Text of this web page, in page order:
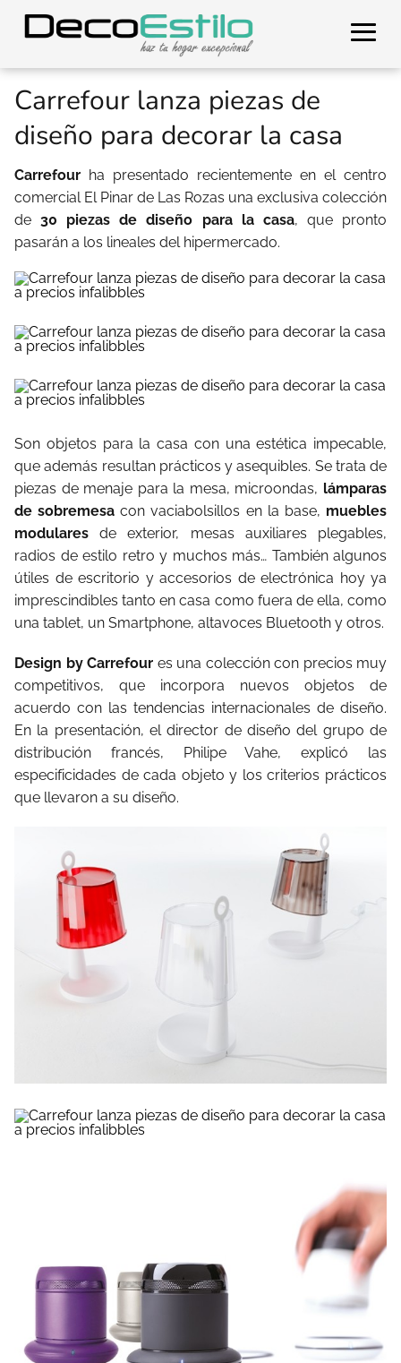
Carrefour lanza piezas de
diseño para decorar la casa
Carrefour ha presentado recientemente en el centro
comercial El Pinar de Las Rozas una exclusiva colección
de30 piezas de diseño para la casa, que pronto
pasarán a los lineales del hipermercado.
Son objetos para la casa con una estética impecable,
que además resultan prácticos y asequibles. Se trata de
piezas de menaje para la mesa, microondas, lámparas
de sobremesa con vaciabolsillos en la base, muebles
modulares de exterior, mesas auxiliares plegables,
radios de estilo retro y muchos más… También algunos
útiles de escritorio y accesorios de electrónica hoy ya
imprescindibles tanto en casa como fuera de ella, como
una tablet, un Smartphone, altavoces Bluetooth y otros.
Design by Carrefour es una colección con precios muy
competitivos, que incorpora nuevos objetos de
acuerdo con las tendencias internacionales de diseño.
En la presentación, el director de diseño del grupo de
distribución francés, Philipe Vahe, explicó las
especificidades de cada objeto y los criterios prácticos
que llevaron a su diseño.